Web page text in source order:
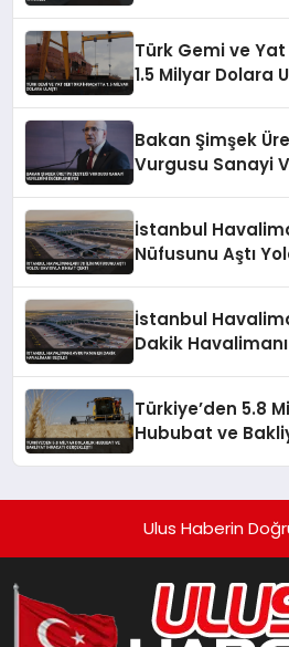
Türk Gemi ve
1.5 Milyar Dolara
Bakan Şimşek
Vurgusu Sanayi
İstanbul
Nüfusunu Aştı
İstanbul
Dakik
Türkiye’den 5.8
Hububat ve
Ulus Haberin